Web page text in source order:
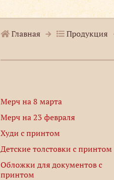
Главная Продукция
Мерч на 8 марта
Мерч на 23 февраля
Худи с принтом
Детские толстовки с принтом
Обложки для документов с
принтом